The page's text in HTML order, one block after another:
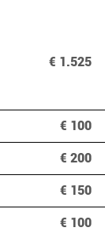
€ 1.525
€ 100
€ 200
€ 150
€ 100